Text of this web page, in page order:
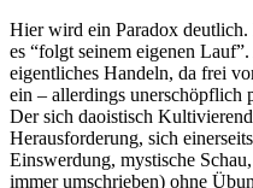
Hier wird ein Paradox deutlich.
es “folgt seinem eigenen
eigentliches Handeln, da frei
ein – allerdings unerschöpflich
Der sich daoistisch
Herausforderung, sich
Einswerdung, mystische
immer umschrieben) ohne